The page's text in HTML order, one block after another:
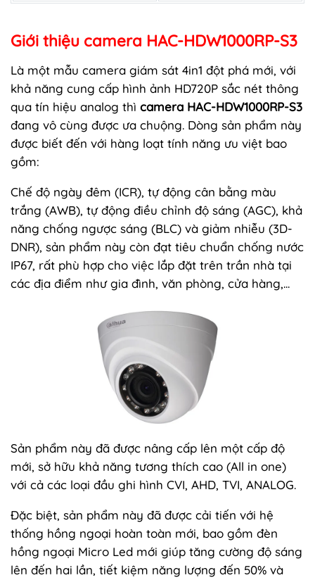
Giới thiệu camera HAC-HDW1000RP-S3
Là một mẫu camera giám sát 4in1 đột phá mới, với
khả năng cung cấp hình ảnh HD720P sắc nét thông
qua tín hiệu analog thì camera HAC-HDW1000RP-S3
đang vô cùng được ưa chuộng. Dòng sản phẩm này
được biết đến với hàng loạt tính năng ưu việt bao
gồm:
Chế độ ngày đêm (ICR), tự động cân bằng màu
trắng (AWB), tự động điều chỉnh độ sáng (AGC), khả
năng chống ngược sáng (BLC) và giảm nhiễu (3D-
DNR), sản phẩm này còn đạt tiêu chuẩn chống nước
IP67, rất phù hợp cho việc lắp đặt trên trần nhà tại
các địa điểm như gia đình, văn phòng, cửa hàng,...
Sản phẩm này đã được nâng cấp lên một cấp độ
mới, sở hữu khả năng tương thích cao (All in one)
với cả các loại đầu ghi hình CVI, AHD, TVI, ANALOG.
Đặc biệt, sản phẩm này đã được cải tiến với hệ
thống hồng ngoại hoàn toàn mới, bao gồm đèn
hồng ngoại Micro Led mới giúp tăng cường độ sáng
lên đến hai lần, tiết kiệm năng lượng đến 50% và